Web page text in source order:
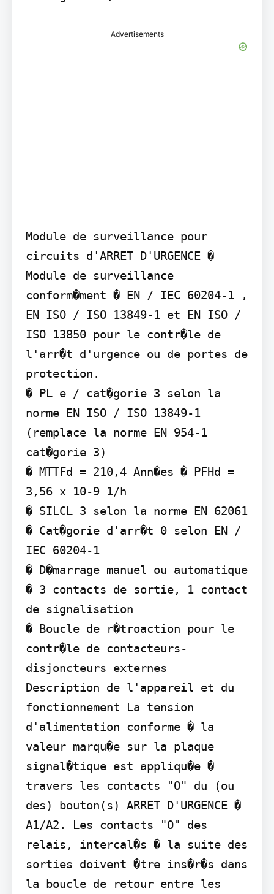
Advertisements
Module de surveillance pour
circuits d'ARRET D'URGENCE �
Module de surveillance
conform�ment � EN / IEC 60204-1 ,
EN ISO / ISO 13849-1 et EN ISO /
ISO 13850 pour le contr�le de
l'arr�t d'urgence ou de portes de
protection.
� PL e / cat�gorie 3 selon la
norme EN ISO / ISO 13849-1
(remplace la norme EN 954-1
cat�gorie 3)
� MTTFd = 210,4 Ann�es � PFHd =
3,56 x 10-9 1/h
� SILCL 3 selon la norme EN 62061
� Cat�gorie d'arr�t 0 selon EN /
IEC 60204-1
� D�marrage manuel ou automatique
� 3 contacts de sortie, 1 contact
de signalisation
� Boucle de r�troaction pour le
contr�le de contacteurs-
disjoncteurs externes
Description de l'appareil et du
fonctionnement La tension
d'alimentation conforme � la
valeur marqu�e sur la plaque
signal�tique est appliqu�e �
travers les contacts "O" du (ou
des) bouton(s) ARRET D'URGENCE �
A1/A2. Les contacts "O" des
relais, intercal�s � la suite des
sorties doivent �tre ins�r�s dans
la boucle de retour entre les